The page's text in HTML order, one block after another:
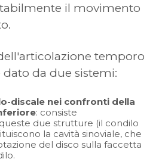
il movimento
temporo
da due sistemi:
discale nei confronti della
: consiste
due strutture (il condilo
la cavità sinoviale, che
del disco sulla faccetta